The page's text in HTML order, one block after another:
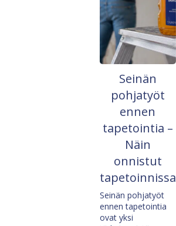
Seinän
pohjatyöt
ennen
tapetointia –
Näin
onnistut
tapetoinnissa
Seinän pohjatyöt
ennen tapetointia
ovat yksi